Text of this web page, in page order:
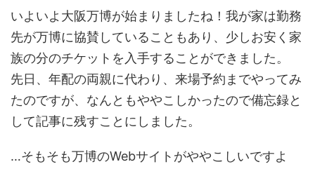
いよいよ大阪万博が始まりましたね！我が家は勤務
先が万博に協賛していることもあり、少しお安く家
族の分のチケットを入手することができました。
先日、年配の両親に代わり、来場予約までやってみ
たのですが、なんともややこしかったので備忘録と
して記事に残すことにしました。
…そもそも万博のWebサイトがややこしいですよ